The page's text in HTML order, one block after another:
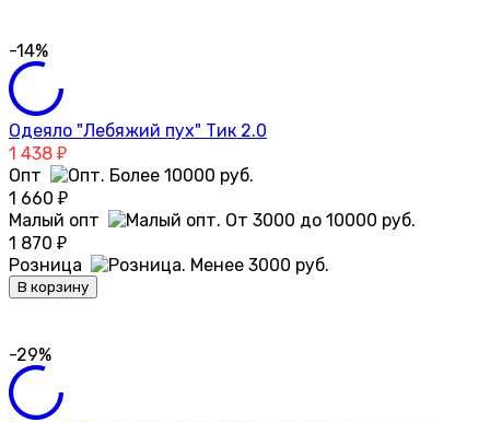
-14%
Одеяло "Лебяжий пух" Тик 2.0
1 438 ₽
Опт
1 660 ₽
Малый опт
1 870 ₽
Розница
В корзину
-29%